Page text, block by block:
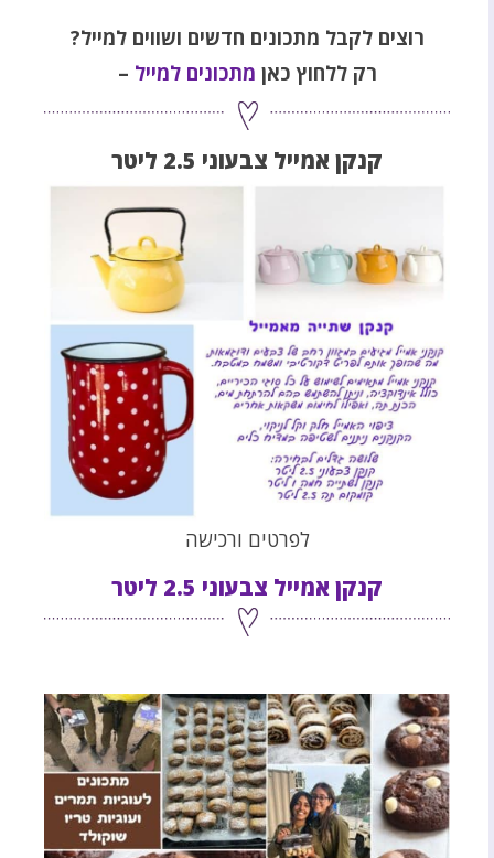
רוצים לקבל מתכונים חדשים ושווים למייל?
רק ללחוץ כאן
– מתכונים למייל
קנקן אמייל צבעוני 2.5 ליטר
לפרטים ורכישה
קנקן אמייל צבעוני 2.5 ליטר